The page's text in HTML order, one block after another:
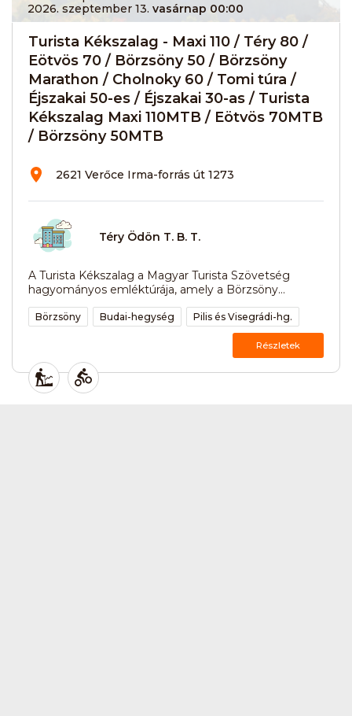
2026. szeptember 13. vasárnap 00:00
Turista Kékszalag - Maxi 110 / Téry 80 /
Eötvös 70 / Börzsöny 50 / Börzsöny
Marathon / Cholnoky 60 / Tomi túra /
Éjszakai 50-es / Éjszakai 30-as / Turista
Kékszalag Maxi 110MTB / Eötvös 70MTB
/ Börzsöny 50MTB
2621 Verőce Irma-forrás út 1273
Téry Ödön T. B. T.
A Turista Kékszalag a Magyar Turista Szövetség
hagyományos emléktúrája, amely a Börzsöny...
Börzsöny Budai-hegység Pilis és Visegrádi-hg.
Részletek